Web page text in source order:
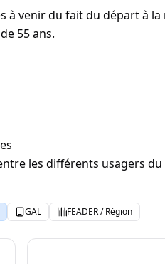
à venir du fait du départ à
55 ans.
les différents usagers
GAL FEADER / Région